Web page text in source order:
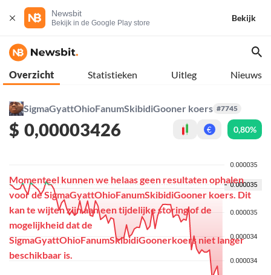
Newsbit
Bekijk in de Google Play store
Bekijk
Overzicht Statistieken Uitleg Nieuws
SigmaGyattOhioFanumSkibidiGooner koers #7745
$ 0,00003426 € 0,80%
Momenteel kunnen we helaas geen resultaten ophalen
voor de SigmaGyattOhioFanumSkibidiGooner koers. Dit
kan te wijten zijn aan een tijdelijke storing of de
mogelijkheid dat de
SigmaGyattOhioFanumSkibidiGoonerkoers niet langer
beschikbaar is.